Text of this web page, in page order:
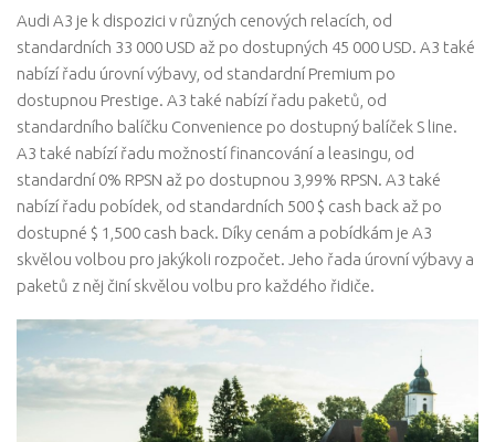
Audi A3 je k dispozici v různých cenových relacích, od
standardních 33 000 USD až po dostupných 45 000 USD. A3 také
nabízí řadu úrovní výbavy, od standardní Premium po
dostupnou Prestige. A3 také nabízí řadu paketů, od
standardního balíčku Convenience po dostupný balíček S line.
A3 také nabízí řadu možností financování a leasingu, od
standardní 0% RPSN až po dostupnou 3,99% RPSN. A3 také
nabízí řadu pobídek, od standardních 500 $ cash back až po
dostupné $ 1,500 cash back. Díky cenám a pobídkám je A3
skvělou volbou pro jakýkoli rozpočet. Jeho řada úrovní výbavy a
paketů z něj činí skvělou volbu pro každého řidiče.